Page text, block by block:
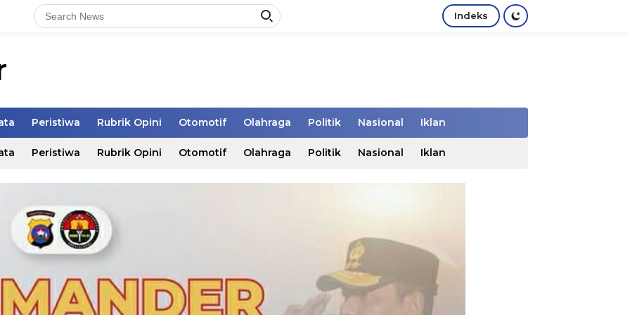
Indeks
Peristiwa Rubrik Opini Otomotif Olahraga Politik Nasional Iklan
Peristiwa Rubrik Opini Otomotif Olahraga Politik Nasional Iklan